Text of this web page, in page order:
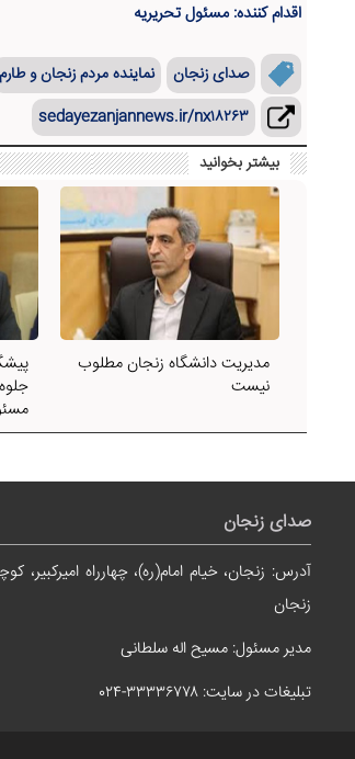
اقدام کننده: مسئول تحریریه
صدای زنجان نماینده مردم زنجان و طارم
sedayezanjannews.ir/nx۱۸۲۶۳
بیشتر بخوانید
مدیریت دانشگاه زنجان مطلوب
نیست
صدای زنجان
آدرس: زنجان، خیام امام(ره)، چهارراه امیرکبیر،
زنجان
مدیر مسئول: مسیح اله سلطانی
تبلیغات در سایت: ۳۳۳۳۶۷۷۸-۰۲۴